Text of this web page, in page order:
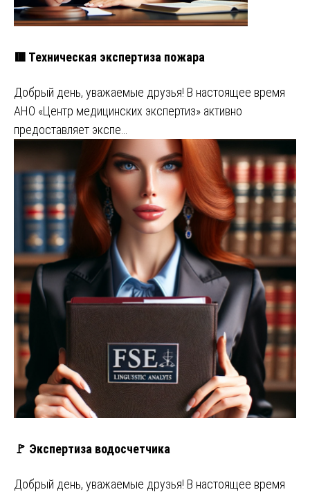
🟥 Техническая экспертиза пожара
Добрый день, уважаемые друзья! В настоящее время
АНО «Центр медицинских экспертиз» активно
предоставляет экспе…
🚩 Экспертиза водосчетчика
Добрый день, уважаемые друзья! В настоящее время